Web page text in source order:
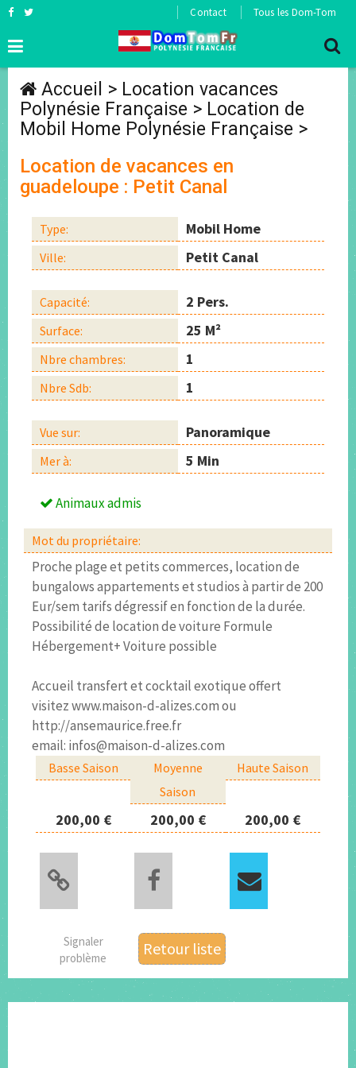
Contact Tous les Dom-Tom
Accueil > Location vacances
Polynésie Française > Location de
Mobil Home Polynésie Française >
Location de vacances en
guadeloupe : Petit Canal
Type: Mobil Home
Ville: Petit Canal
Capacité: 2 Pers.
Surface: 25 M²
Nbre chambres: 1
Nbre Sdb: 1
Vue sur: Panoramique
Mer à: 5 Min
Animaux admis
Mot du propriétaire:
Proche plage et petits commerces, location de
bungalows appartements et studios à partir de 200
Eur/sem tarifs dégressif en fonction de la durée.
Possibilité de location de voiture Formule
Hébergement+ Voiture possible
Accueil transfert et cocktail exotique offert
visitez www.maison-d-alizes.com ou
http://ansemaurice.free.fr
email: infos@maison-d-alizes.com
Basse Saison
Moyenne
Saison
Haute Saison
200,00 € 200,00 € 200,00 €
Signaler
problème
Retour liste